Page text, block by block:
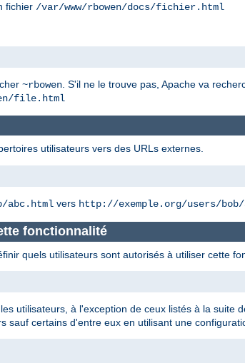
fichier /var/www/rbowen/docs/fichier.html
~rbowen . S'il ne le trouve pas, Apache va
file.html
utilisateurs vers des URLs externes.
abc.html vers http://exemple.org/users/
fonctionnalité
quels utilisateurs sont autorisés à utiliser cette
utilisateurs, à l'exception de ceux listés à la suite
sauf certains d'entre eux en utilisant une